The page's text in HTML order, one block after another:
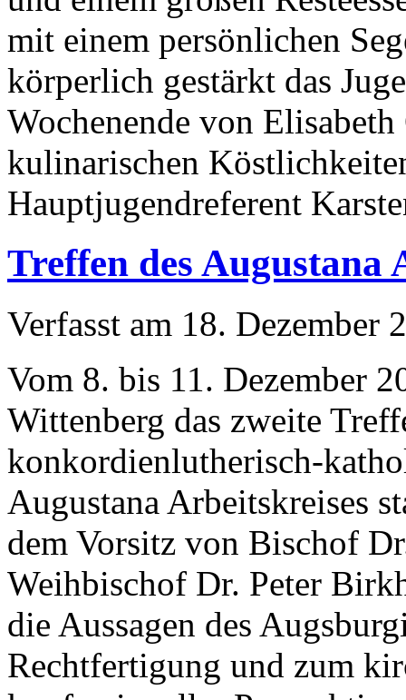
mit einem persönlichen
körperlich gestärkt das
Wochenende von
kulinarischen
Hauptjugendreferent
Treffen des
Verfasst am 18. Dezember
Vom 8. bis 11. Dezember
Wittenberg das zweite
konkordienlutherisch-
Augustana Arbeitskreises
dem Vorsitz von Bischof
Weihbischof Dr. Peter
die Aussagen des
Rechtfertigung und zum